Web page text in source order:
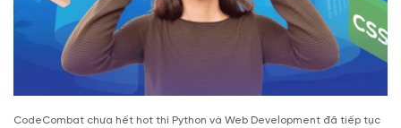
CodeCombat chưa hết hot thì Python và Web Development đã tiếp tục